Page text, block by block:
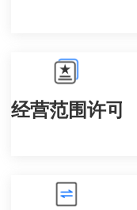
经营范围许可